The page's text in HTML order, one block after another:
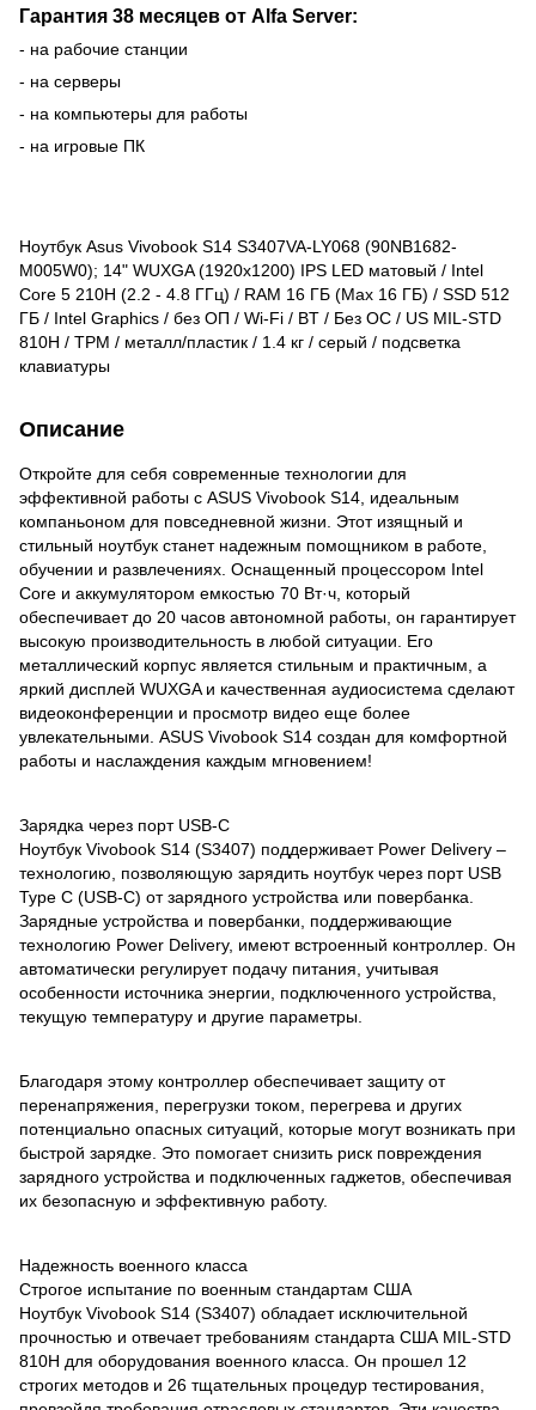
Гарантия 38 месяцев от Alfa Server:
- на рабочие станции
- на серверы
- на компьютеры для работы
- на игровые ПК
Ноутбук Asus Vivobook S14 S3407VA-LY068 (90NB1682-
M005W0); 14" WUXGA (1920x1200) IPS LED матовый / Intel
Core 5 210H (2.2 - 4.8 ГГц) / RAM 16 ГБ (Max 16 ГБ) / SSD 512
ГБ / Intel Graphics / без ОП / Wi-Fi / BT / Без ОС / US MIL-STD
810H / TPM / металл/пластик / 1.4 кг / серый / подсветка
клавиатуры
Описание
Откройте для себя современные технологии для
эффективной работы с ASUS Vivobook S14, идеальным
компаньоном для повседневной жизни. Этот изящный и
стильный ноутбук станет надежным помощником в работе,
обучении и развлечениях. Оснащенный процессором Intel
Core и аккумулятором емкостью 70 Вт·ч, который
обеспечивает до 20 часов автономной работы, он гарантирует
высокую производительность в любой ситуации. Его
металлический корпус является стильным и практичным, а
яркий дисплей WUXGA и качественная аудиосистема сделают
видеоконференции и просмотр видео еще более
увлекательными. ASUS Vivobook S14 создан для комфортной
работы и наслаждения каждым мгновением!
Зарядка через порт USB-C
Ноутбук Vivobook S14 (S3407) поддерживает Power Delivery –
технологию, позволяющую зарядить ноутбук через порт USB
Type C (USB-C) от зарядного устройства или повербанка.
Зарядные устройства и повербанки, поддерживающие
технологию Power Delivery, имеют встроенный контроллер. Он
автоматически регулирует подачу питания, учитывая
особенности источника энергии, подключенного устройства,
текущую температуру и другие параметры.
Благодаря этому контроллер обеспечивает защиту от
перенапряжения, перегрузки током, перегрева и других
потенциально опасных ситуаций, которые могут возникать при
быстрой зарядке. Это помогает снизить риск повреждения
зарядного устройства и подключенных гаджетов, обеспечивая
их безопасную и эффективную работу.
Надежность военного класса
Строгое испытание по военным стандартам США
Ноутбук Vivobook S14 (S3407) обладает исключительной
прочностью и отвечает требованиям стандарта США MIL-STD
810H для оборудования военного класса. Он прошел 12
строгих методов и 26 тщательных процедур тестирования,